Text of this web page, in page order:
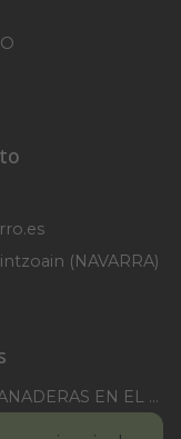
(NAVARRA)
MEJORA DE INFRAESTRUCTURAS GANADERAS EN EL TM DE ERRO CAMPAÑA 2025-2026